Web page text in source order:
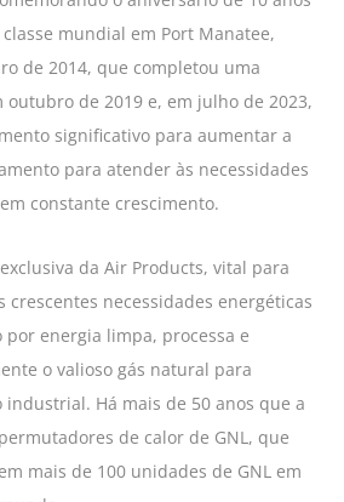
mundial em Port Manatee,
de 2014, que completou uma
outubro de 2019 e, em julho de 2023,
significativo para aumentar a
para atender às necessidades
constante crescimento.
da Air Products, vital para
crescentes necessidades energéticas
por energia limpa, processa e
o valioso gás natural para
industrial. Há mais de 50 anos que a
de calor de GNL, que
mais de 100 unidades de GNL em